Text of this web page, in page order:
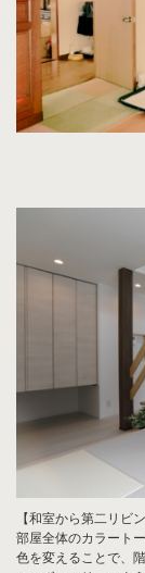
【和室から第二リビン
部屋全体のカラート
色を変えることで、